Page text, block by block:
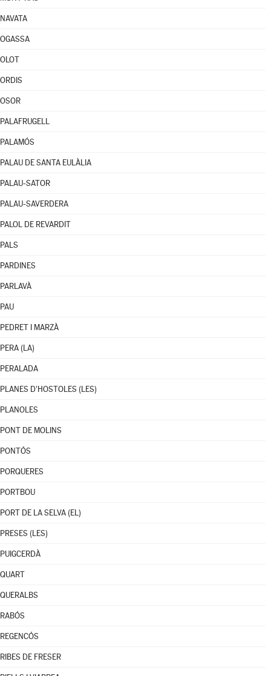
NAVATA
OGASSA
OLOT
ORDIS
OSOR
PALAFRUGELL
PALAMÓS
PALAU DE SANTA EULÀLIA
PALAU-SATOR
PALAU-SAVERDERA
PALOL DE REVARDIT
PALS
PARDINES
PARLAVÀ
PAU
PEDRET I MARZÀ
PERA (LA)
PERALADA
PLANES D'HOSTOLES (LES)
PLANOLES
PONT DE MOLINS
PONTÓS
PORQUERES
PORTBOU
PORT DE LA SELVA (EL)
PRESES (LES)
PUIGCERDÀ
QUART
QUERALBS
RABÓS
REGENCÓS
RIBES DE FRESER